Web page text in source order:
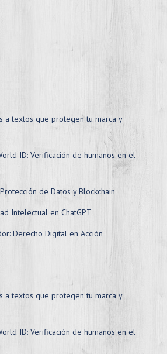
a textos que protegen tu marca y
ID: Verificación de humanos en el
de Datos y Blockchain
Intelectual en ChatGPT
Derecho Digital en Acción
a textos que protegen tu marca y
ID: Verificación de humanos en el